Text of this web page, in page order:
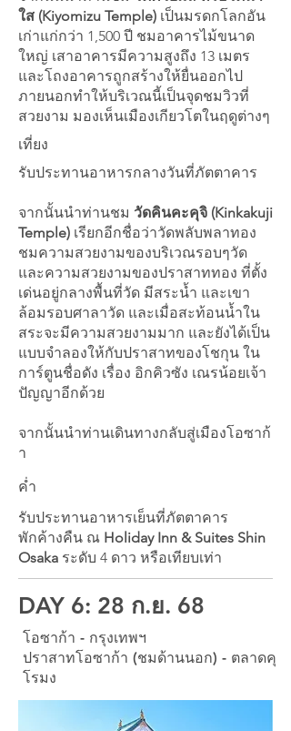
ใส (Kiyomizu Temple) เป็นมรดกโลกอัน
เก่าแก่กว่า 1,500 ปี ชมอาคารไม้ขนาด
ใหญ่ เสาอาคารมีความสูงถึง 13 เมตร
และโถงอาคารถูกสร้างให้ยื่นออกไป
ภายนอกทำให้บริเวณนี้เป็นจุดชมวิวที่
สวยงาม มองเห็นเมืองเกียวโตในฤดูต่างๆ
เที่ยง
รับประทานอาหารกลางวันที่ภัตตาคาร
จากนั้นนำท่านชม วัดคินคะคุจิ (Kinkakuji
Temple) เรียกอีกชื่อว่าวัดพลับพลาทอง
ชมความสวยงามของบริเวณรอบๆวัด
และความสวยงามของปราสาททอง ที่ตั้ง
เด่นอยู่กลางพื้นที่วัด มีสระน้ำ และเขา
ล้อมรอบศาลาวัด และเมื่อสะท้อนน้ำใน
สระจะมีความสวยงามมาก และยังได้เป็น
แบบจำลองให้กับปราสาทของโชกุน ใน
การ์ตูนชื่อดัง เรื่อง อิกคิวซัง เณรน้อยเจ้า
ปัญญาอีกด้วย
จากนั้นนำท่านเดินทางกลับสู่เมืองโอซาก้
า
ค่ำ
รับประทานอาหารเย็นที่ภัตตาคาร
พักค้างคืน ณ Holiday Inn & Suites Shin
Osaka ระดับ 4 ดาว หรือเทียบเท่า
DAY 6: 28 ก.ย. 68
โอซาก้า - กรุงเทพฯ
ปราสาทโอซาก้า (ชมด้านนอก) - ตลาดคุ
โรมง